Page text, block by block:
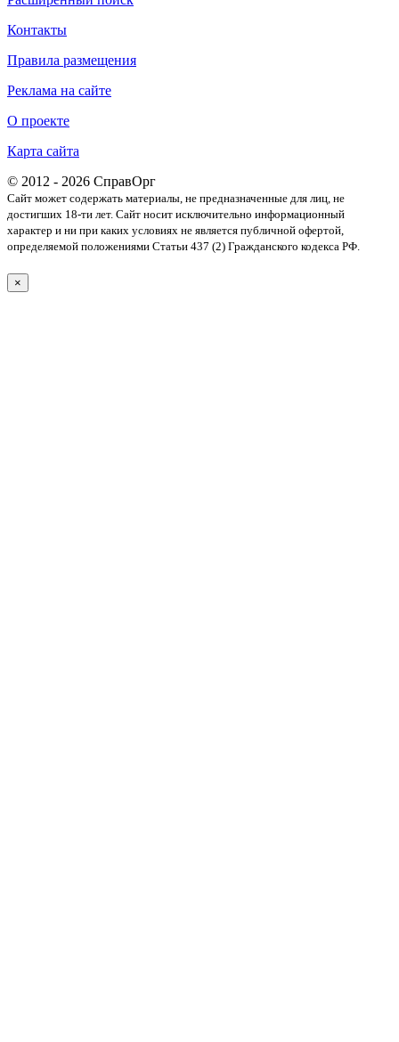
Контакты
Правила размещения
Реклама на сайте
О проекте
Карта сайта
© 2012 - 2026 СправОрг
Сайт может содержать материалы, не предназначенные для лиц, не
достигших 18-ти лет. Cайт носит исключительно информационный
характер и ни при каких условиях не является публичной офертой,
определяемой положениями Статьи 437 (2) Гражданского кодекса РФ.
×